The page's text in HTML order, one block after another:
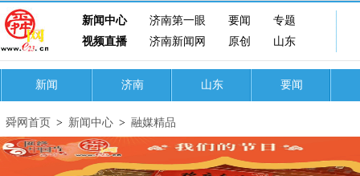
新闻中心 济南第一眼 要闻
专题
视频直播
济南新闻网 原创 山东
新闻 济南 山东 要闻
舜网首页 > 新闻中心 > 融媒精品